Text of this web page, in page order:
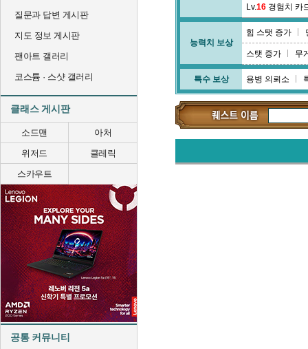
질문과 답변 게시판
지도 정보 게시판
팬아트 갤러리
코스튬 · 스샷 갤러리
클래스 게시판
소드맨
아처
위저드
클레릭
스카우트
공통 커뮤니티
Lv.16 경험치 카
능력치 보상
힘 스탯 증가
스탯 증가 무
특수 보상 용병 의뢰소